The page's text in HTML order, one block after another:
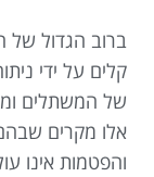
ברוב הגדול של
קלים על ידי
של המשתלים
אלו מקרים